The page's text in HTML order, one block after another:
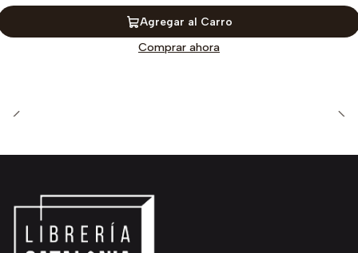
Agregar al Carro
Comprar ahora